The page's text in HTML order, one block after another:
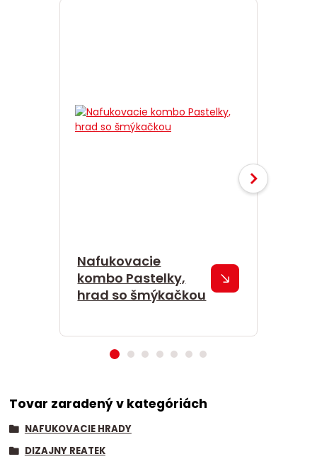
Nafukovacie
kombo Pastelky,
hrad so šmýkačkou
Tovar zaradený v kategóriách
NAFUKOVACIE HRADY
DIZAJNY REATEK